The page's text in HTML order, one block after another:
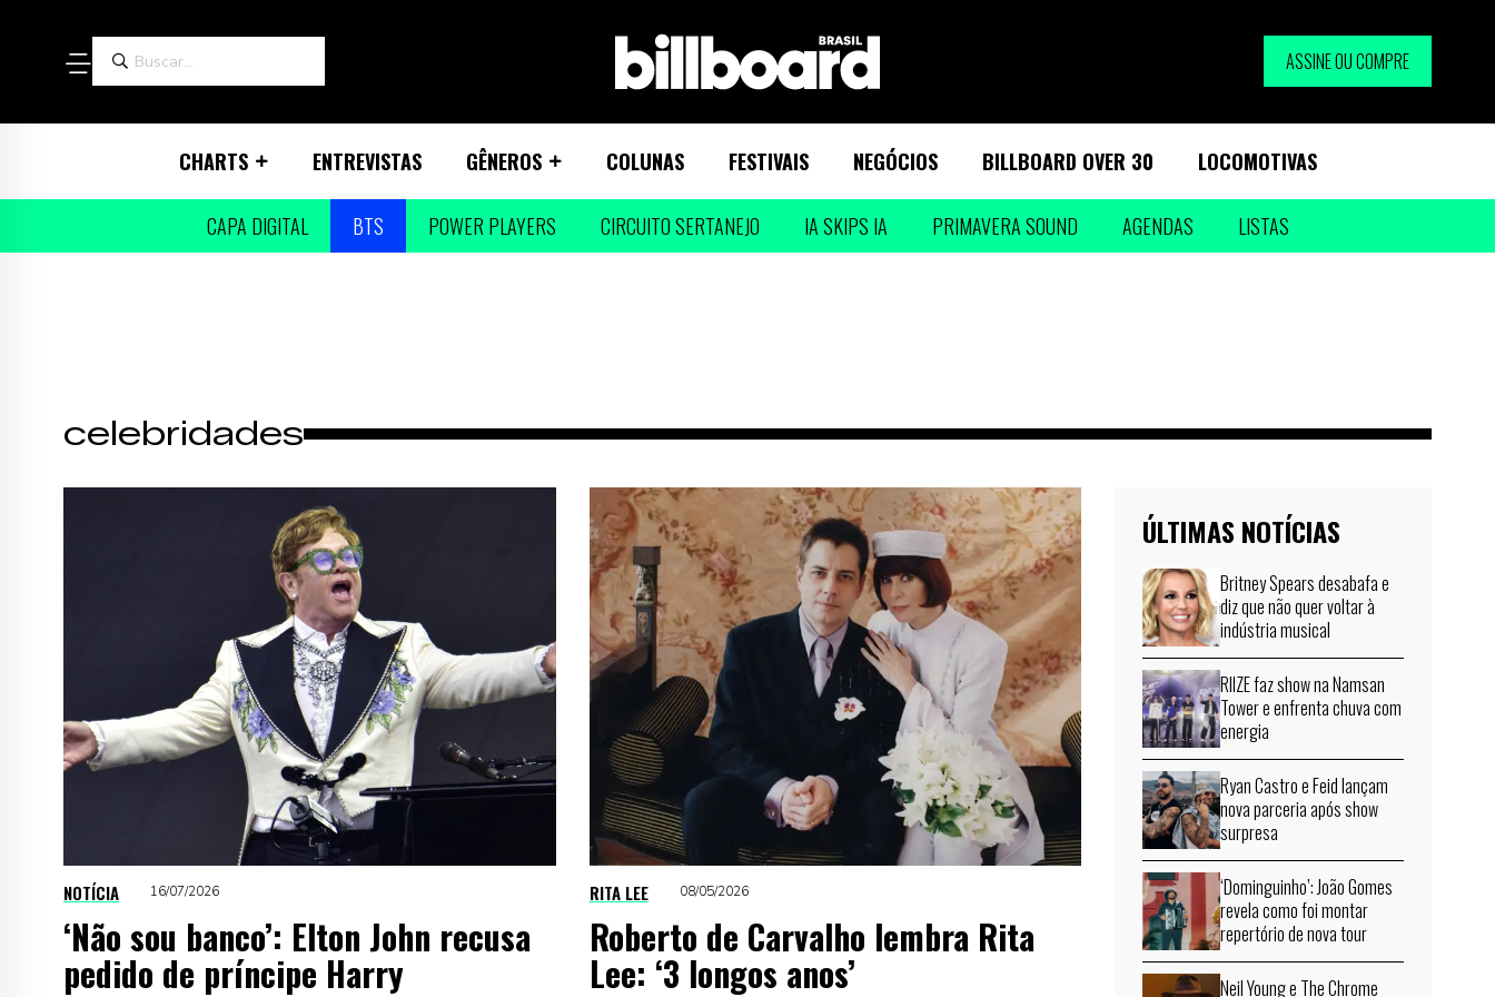
ASSINE OU COMPRE
CHARTS ENTREVISTAS GÊNEROS COLUNAS FESTIVAIS NEGÓCIOS BILLBOARD OVER 30 LOCOMOTIVAS
CAPA DIGITAL BTS POWER PLAYERS CIRCUITO SERTANEJO IA SKIPS IA PRIMAVERA SOUND AGENDAS LISTAS
celebridades
NOTÍCIA 16/07/2026
‘Não sou banco’: Elton John recusa
pedido de príncipe Harry
RITA LEE 08/05/2026
Roberto de Carvalho lembra Rita
Lee: ‘3 longos anos’
ÚLTIMAS NOTÍCIAS
Britney Spears desabafa e
diz que não quer voltar à
indústria musical
RIIZE faz show na Namsan
Tower e enfrenta chuva com
energia
Ryan Castro e Feid lançam
nova parceria após show
surpresa
‘Dominguinho’: João Gomes
revela como foi montar
repertório de nova tour
Neil Young e The Chrome